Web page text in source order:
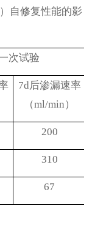
自修复性能的影
次试验
7d后渗漏速率
（ml/min ）
200
310
67